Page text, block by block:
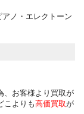
ノ・エレクトーン
、お客様より買取が
こよりも 高価買取が